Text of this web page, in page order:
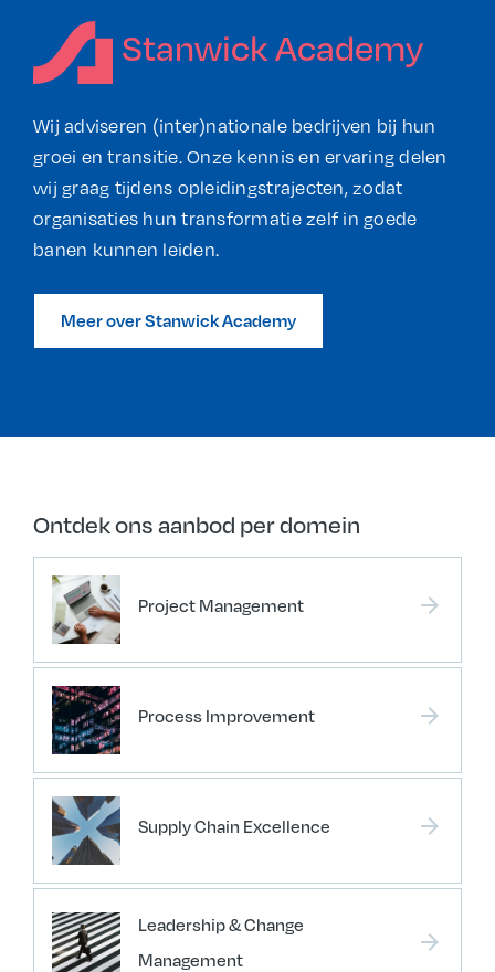
Stanwick Academy
Wij adviseren (inter)nationale bedrijven bij hun
groei en transitie. Onze kennis en ervaring delen
wij graag tijdens opleidingstrajecten, zodat
organisaties hun transformatie zelf in goede
banen kunnen leiden.
Meer over Stanwick Academy
Ontdek ons aanbod per domein
Project Management arrow_forward
Process Improvement arrow_forward
Supply Chain Excellence arrow_forward
Leadership & Change
Management
arrow_forward